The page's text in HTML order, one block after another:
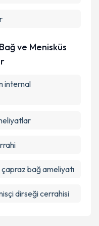
ve Menisküs
internal
bağ ameliyatı
dirseği cerrahisi